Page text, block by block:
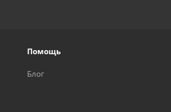
Помощь
Блог